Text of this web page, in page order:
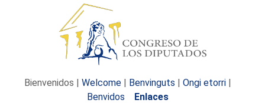
Bienvenidos | Welcome | Benvinguts | Ongi etorri |
Benvidos
Enlaces